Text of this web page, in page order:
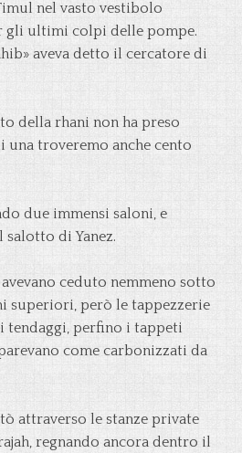
nel vasto vestibolo
gli ultimi colpi delle pompe.
aveva detto il cercatore di
della rhani non ha preso
troveremo anche cento
due immensi saloni, e
di Yanez.
ceduto nemmeno sotto
superiori, però le tappezzerie
tendaggi, perfino i tappeti
come carbonizzati da
attraverso le stanze private
regnando ancora dentro il